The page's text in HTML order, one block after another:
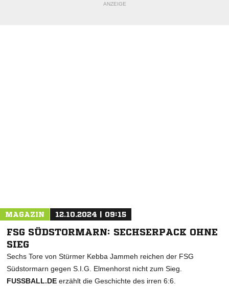
ANZEIGE
MAGAZIN 12.10.2024 | 09:15
FSG SÜDSTORMARN: SECHSERPACK OHNE
SIEG
Sechs Tore von Stürmer Kebba Jammeh reichen der FSG
Südstormarn gegen S.I.G. Elmenhorst nicht zum Sieg.
FUSSBALL.DE erzählt die Geschichte des irren 6:6.